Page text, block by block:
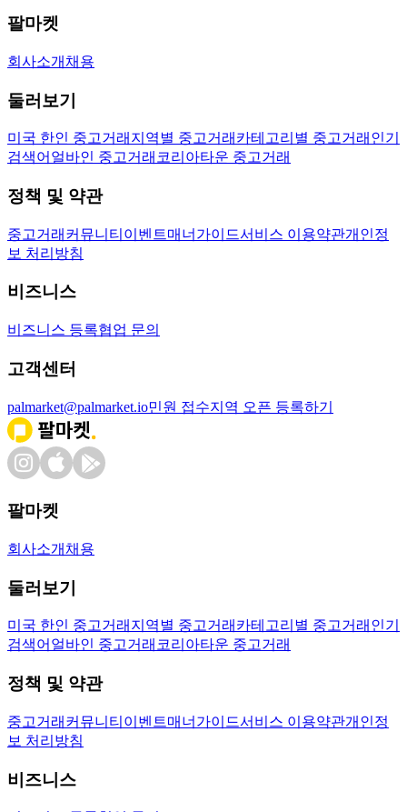
팔마켓
회사소개 채용
둘러보기
미국 한인 중고거래 지역별 중고거래 카테고리별 중고거래 인기
검색어 얼바인 중고거래 코리아타운 중고거래
정책 및 약관
중고거래 커뮤니티 이벤트매너가이드서비스 이용약관개인정
보 처리방침
비즈니스
비즈니스 등록협업 문의
고객센터
palmarket@palmarket.io민원 접수지역 오픈 등록하기
팔마켓
회사소개 채용
둘러보기
미국 한인 중고거래 지역별 중고거래 카테고리별 중고거래 인기
검색어 얼바인 중고거래 코리아타운 중고거래
정책 및 약관
중고거래 커뮤니티 이벤트매너가이드서비스 이용약관개인정
보 처리방침
비즈니스